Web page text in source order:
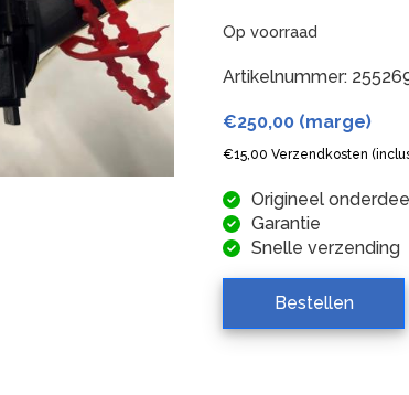
Op voorraad
Artikelnummer:
€250,00 (marge)
€15,00 Verzendkosten
Origineel
Garantie
Snelle verzending
Bestellen